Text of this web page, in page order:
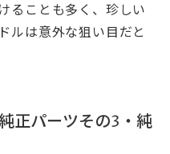
ることも多く、珍しい
ルは意外な狙い目だと
正パーツその3・純